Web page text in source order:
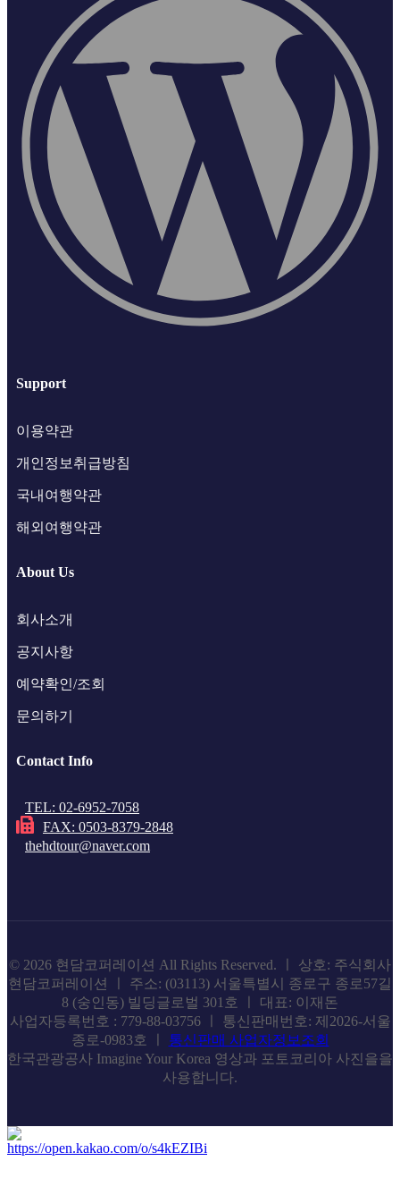
Support
이용약관
개인정보취급방침
국내여행약관
해외여행약관
About Us
회사소개
공지사항
예약확인/조회
문의하기
Contact Info
TEL: 02-6952-7058
FAX: 0503-8379-2848
thehdtour@naver.com
© 2026 현담코퍼레이션 All Rights Reserved. ㅣ 상호: 주식회사
현담코퍼레이션 ㅣ 주소: (03113) 서울특별시 종로구 종로57길
8 (숭인동) 빌딩글로벌 301호 ㅣ 대표: 이재돈
사업자등록번호 : 779-88-03756 ㅣ 통신판매번호: 제2026-서울
종로-0983호 ㅣ 통신판매 사업자정보조회
한국관광공사 Imagine Your Korea 영상과 포토코리아 사진을을
사용합니다.